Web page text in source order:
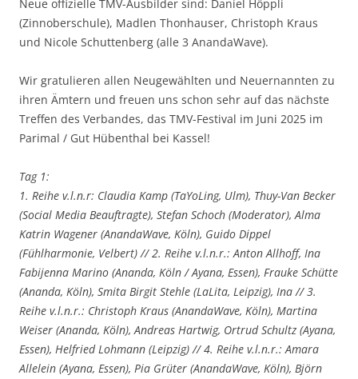
Neue offizielle TMV-Ausbilder sind: Daniel Höppli
(Zinnoberschule), Madlen Thonhauser, Christoph Kraus
und Nicole Schuttenberg (alle 3 AnandaWave).
Wir gratulieren allen Neugewählten und Neuernannten zu
ihren Ämtern und freuen uns schon sehr auf das nächste
Treffen des Verbandes, das TMV-Festival im Juni 2025 im
Parimal / Gut Hübenthal bei Kassel!
Tag 1:
1. Reihe v.l.n.r: Claudia Kamp (TaYoLing, Ulm), Thuy-Van Becker
(Social Media Beauftragte), Stefan Schoch (Moderator), Alma
Katrin Wagener (AnandaWave, Köln), Guido Dippel
(Fühlharmonie, Velbert) // 2. Reihe v.l.n.r.: Anton Allhoff, Ina
Fabijenna Marino (Ananda, Köln / Ayana, Essen), Frauke Schütte
(Ananda, Köln), Smita Birgit Stehle (LaLita, Leipzig), Ina // 3.
Reihe v.l.n.r.: Christoph Kraus (AnandaWave, Köln), Martina
Weiser (Ananda, Köln), Andreas Hartwig, Ortrud Schultz (Ayana,
Essen), Helfried Lohmann (Leipzig) // 4. Reihe v.l.n.r.: Amara
Allelein (Ayana, Essen), Pia Grüter (AnandaWave, Köln), Björn